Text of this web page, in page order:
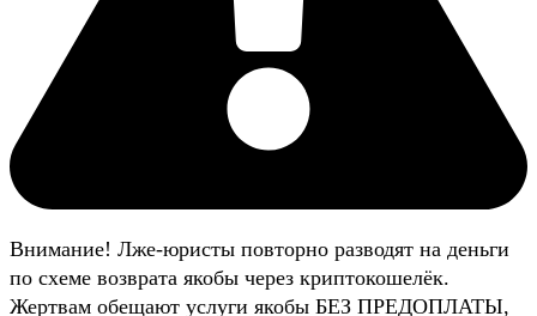
Внимание! Лже-юристы повторно разводят на деньги
по схеме возврата якобы через криптокошелёк.
Жертвам обещают услуги якобы БЕЗ ПРЕДОПЛАТЫ,